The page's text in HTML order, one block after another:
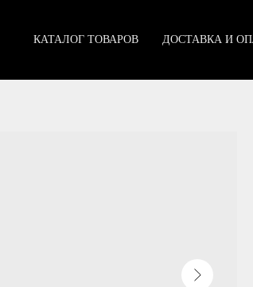
КАТАЛОГ ТОВАРОВ ДОСТАВКА И